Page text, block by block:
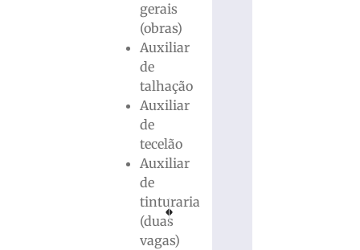
gerais
(obras)
Auxiliar
de
talhação
Auxiliar
de
tecelão
Auxiliar
de
tinturaria
(duas
vagas)
ANTERIOR
PRÓXIMO
Paróquia São Luís Gonzaga inicia celebrações